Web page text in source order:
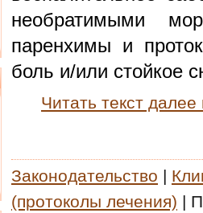
необратимыми
паренхимы и
боль и/или стойкое
Читать текст
Законодательство |
(протоколы лечения) |